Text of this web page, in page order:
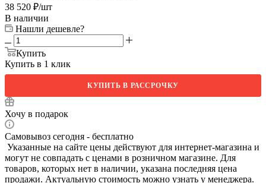
38 520 ₽/шт
В наличии
Нашли дешевле?
Купить
Купить в 1 клик
КУПИТЬ В РАССРОЧКУ
Хочу в подарок
Самовывоз сегодня - бесплатно
Указанные на сайте цены действуют для интернет-магазина и
могут не совпадать с ценами в розничном магазине. Для
товаров, которых нет в наличии, указана последняя цена
продажи. Актуальную стоимость можно узнать у менеджера.